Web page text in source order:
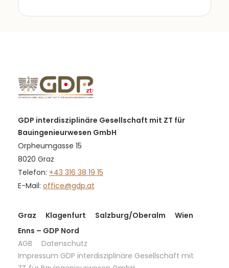
GDP interdisziplinäre Gesellschaft mit ZT für
Bauingenieurwesen GmbH
Orpheumgasse 15
8020 Graz
Telefon: +43 316 38 19 15
E-Mail: office@gdp.at
Graz Klagenfurt Salzburg/Oberalm
Wien
Enns – GDP Nord
AGB
Datenschutz
Impressum GDP interdisziplinäre Gesellschaft mit